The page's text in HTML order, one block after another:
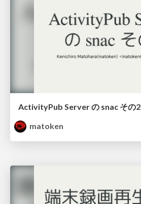
ActivityPub Server の snac その2
matoken